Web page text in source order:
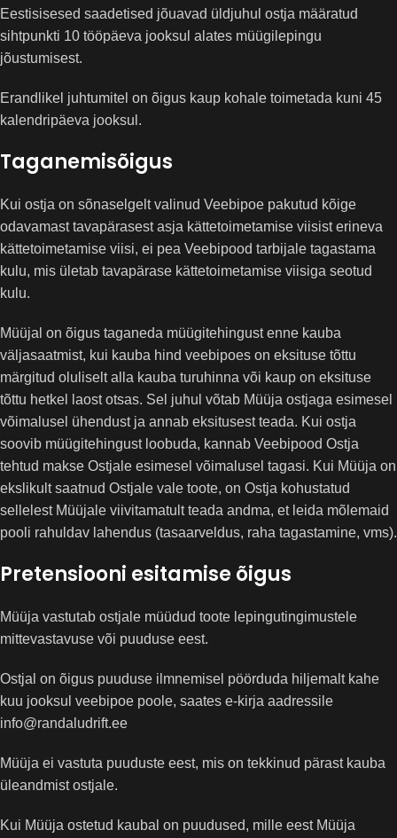
Eestisisesed saadetised jõuavad üldjuhul ostja määratud
sihtpunkti 10 tööpäeva jooksul alates müügilepingu
jõustumisest.
Erandlikel juhtumitel on õigus kaup kohale toimetada kuni 45
kalendripäeva jooksul.
Taganemisõigus
Kui ostja on sõnaselgelt valinud Veebipoe pakutud kõige
odavamast tavapärasest asja kättetoimetamise viisist erineva
kättetoimetamise viisi, ei pea Veebipood tarbijale tagastama
kulu, mis ületab tavapärase kättetoimetamise viisiga seotud
kulu.
Müüjal on õigus taganeda müügitehingust enne kauba
väljasaatmist, kui kauba hind veebipoes on eksituse tõttu
märgitud oluliselt alla kauba turuhinna või kaup on eksituse
tõttu hetkel laost otsas. Sel juhul võtab Müüja ostjaga esimesel
võimalusel ühendust ja annab eksitusest teada. Kui ostja
soovib müügitehingust loobuda, kannab Veebipood Ostja
tehtud makse Ostjale esimesel võimalusel tagasi. Kui Müüja on
ekslikult saatnud Ostjale vale toote, on Ostja kohustatud
sellelest Müüjale viivitamatult teada andma, et leida mõlemaid
pooli rahuldav lahendus (tasaarveldus, raha tagastamine, vms).
Pretensiooni esitamise õigus
Müüja vastutab ostjale müüdud toote lepingutingimustele
mittevastavuse või puuduse eest.
Ostjal on õigus puuduse ilmnemisel pöörduda hiljemalt kahe
kuu jooksul veebipoe poole, saates e-kirja aadressile
info@randaludrift.ee
Müüja ei vastuta puuduste eest, mis on tekkinud pärast kauba
üleandmist ostjale.
Kui Müüja ostetud kaubal on puudused, mille eest Müüja